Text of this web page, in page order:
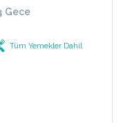
Gece
Tüm Yemekler Dahil